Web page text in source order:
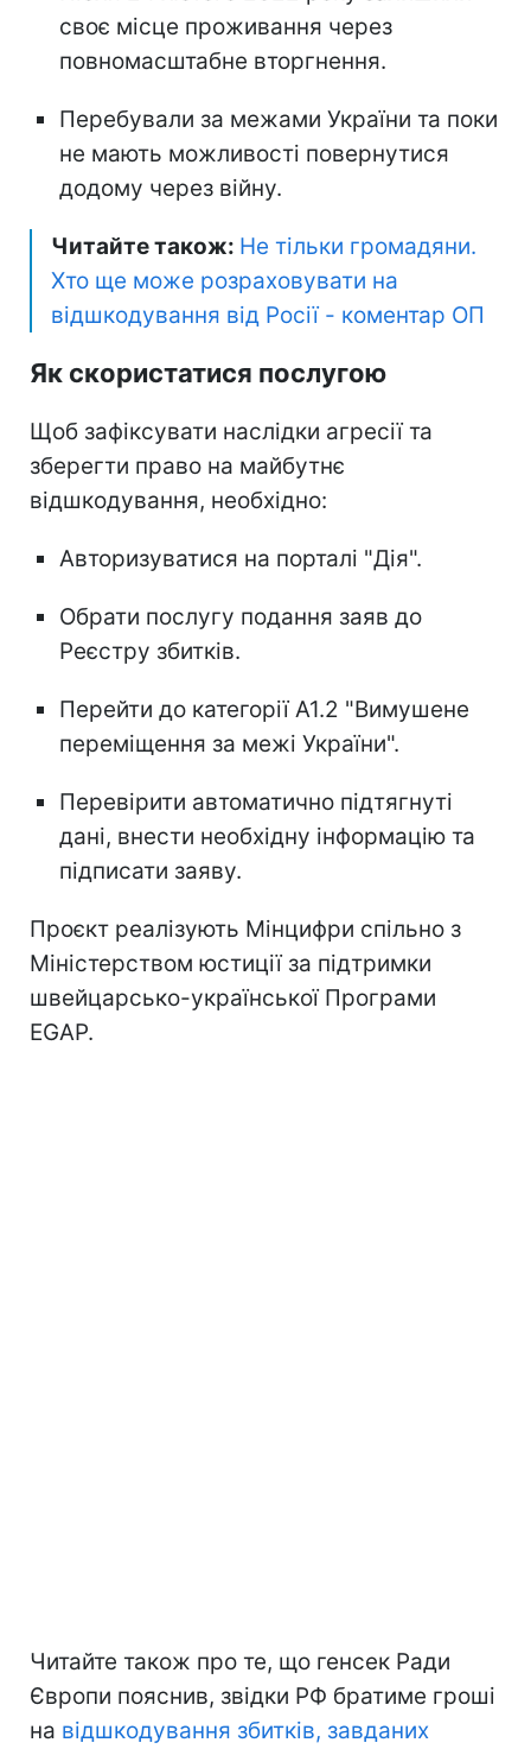
своє місце проживання через
повномасштабне вторгнення.
Перебували за межами України та поки
не мають можливості повернутися
додому через війну.
Читайте також: Не тільки громадяни.
Хто ще може розраховувати на
відшкодування від Росії - коментар ОП
Як скористатися послугою
Щоб зафіксувати наслідки агресії та
зберегти право на майбутнє
відшкодування, необхідно:
Авторизуватися на порталі "Дія".
Обрати послугу подання заяв до
Реєстру збитків.
Перейти до категорії A1.2 "Вимушене
переміщення за межі України".
Перевірити автоматично підтягнуті
дані, внести необхідну інформацію та
підписати заяву.
Проєкт реалізують Мінцифри спільно з
Міністерством юстиції за підтримки
швейцарсько-української Програми
EGAP.
Читайте також про те, що генсек Ради
Європи пояснив, звідки РФ братиме гроші
на відшкодування збитків, завданих